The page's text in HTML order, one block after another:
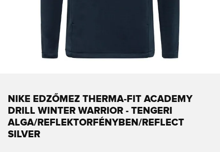
NIKE EDZŐMEZ THERMA-FIT ACADEMY
DRILL WINTER WARRIOR - TENGERI
ALGA/REFLEKTORFÉNYBEN/REFLECT
SILVER